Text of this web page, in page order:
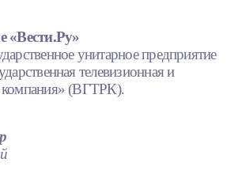
«Вести.Ру»
унитарное предприятие
телевизионная и
компания» (ВГТРК).